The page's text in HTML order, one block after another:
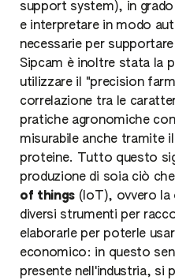
support system), in
e interpretare in modo
necessarie per
Sipcam è inoltre stata la
utilizzare il "precision
correlazione tra le
pratiche agronomiche
misurabile anche tramite
proteine. Tutto questo
produzione di soia ciò
of things (IoT), ovvero la
diversi strumenti per
elaborarle per poterle
economico: in questo
presente nell'industria, si